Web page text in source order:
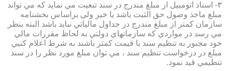
۳- اسناد اتومبيل از مبلغ مندرج در سند تبعيت مي نمايد كه مي تواند
مبلغ ماخذ وصول حق الثبت باشد يا خير ولي براساس بخشنامه
سازمان كمتر از مبلغ مندرج در جداول مالياتي نبايد باشد البته بنظر
مي رسد در مواردي كه سازمانهاي دولتي به لحاظ مقررات مالي
خود مجبور به تنظيم سند با قيمت كمتر باشند به شرط اعلام كتبي
مبلغ در درخواست تنظيم سند ، مي توان مبلغ مورد نظر را در سند
تنظيمي قيد نمود.